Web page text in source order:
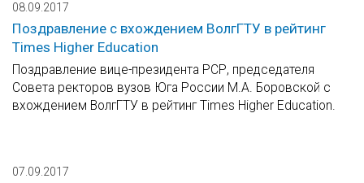
08.09.2017
Поздравление с вхождением ВолгГТУ в рейтинг
Times Higher Education
Поздравление вице-президента РСР, председателя
Совета ректоров вузов Юга России М.А. Боровской с
вхождением ВолгГТУ в рейтинг Times Higher Education.
07.09.2017